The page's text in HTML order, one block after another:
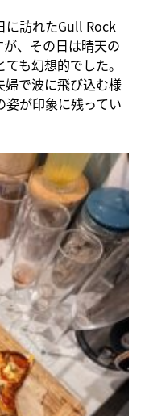
に訪れたGull Rock
、その日は晴天の
も幻想的でした。
で波に飛び込む様
が印象に残ってい